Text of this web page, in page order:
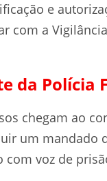
e
com a
da Polícia
chegam ao
um mandado
com voz de